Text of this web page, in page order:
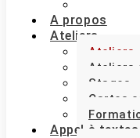
A propos
Ateliers
Ateliers
Ateliers
Stages
Cartes
Appel à textes